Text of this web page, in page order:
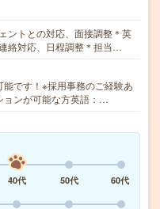
ントとの対応、面接調整＊英
絡対応、日程調整＊担当…
です！※採用事務のご経験あ
ョンが可能な方英語：…
40代 50代
60代